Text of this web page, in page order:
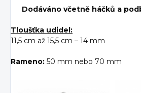
Dodáváno včetně háčků a
Tloušťka udidel:
11,5 cm až 15,5 cm – 14 mm
Rameno: 50 mm nebo 70 mm